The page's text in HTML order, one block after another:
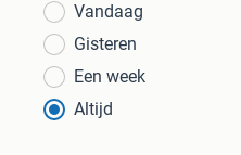
Vandaag
Gisteren
Een week
Altijd